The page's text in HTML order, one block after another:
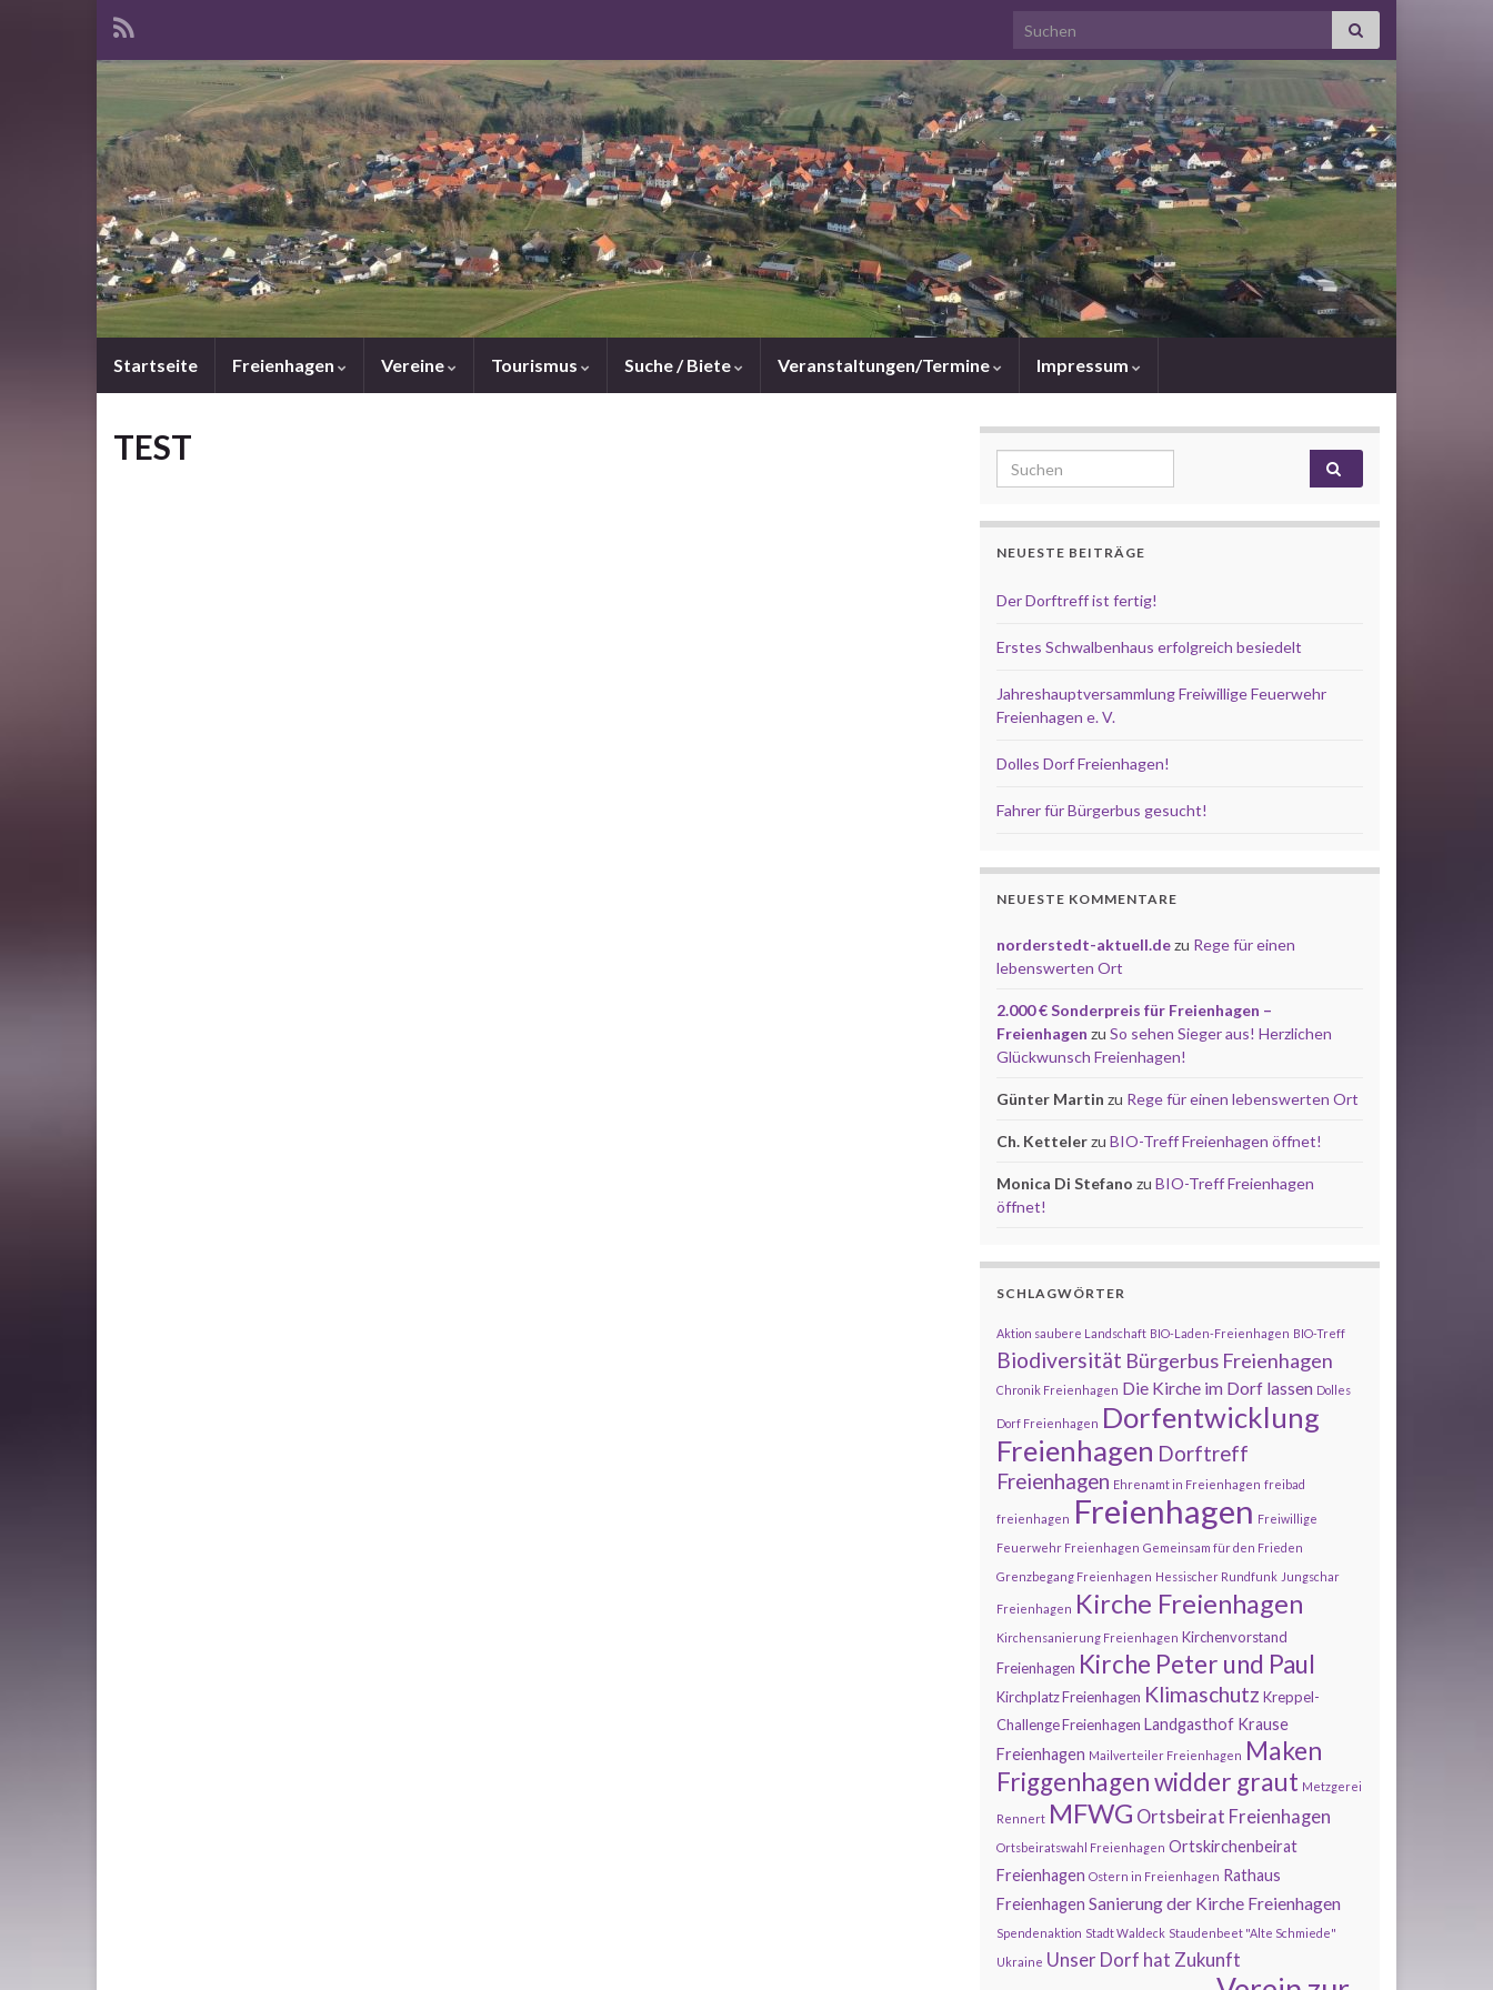
Search for:
Startseite Freienhagen Vereine Tourismus Suche / Biete Veranstaltungen/Termine Impressum
TEST Search for:
NEUESTE BEITRÄGE
Der Dorftreff ist fertig!
Erstes Schwalbenhaus erfolgreich besiedelt
Jahreshauptversammlung Freiwillige Feuerwehr
Freienhagen e. V.
Dolles Dorf Freienhagen!
Fahrer für Bürgerbus gesucht!
NEUESTE KOMMENTARE
norderstedt-aktuell.dezu Rege für einen
lebenswerten Ort
2.000 € Sonderpreis für Freienhagen –
Freienhagen zu So sehen Sieger aus! Herzlichen
Glückwunsch Freienhagen!
Günter Martin zu Rege für einen lebenswerten Ort
Ch. Kettelerzu BIO-Treff Freienhagen öffnet!
Monica Di Stefano zu BIO-Treff Freienhagen
öffnet!
SCHLAGWÖRTER
Aktion saubere Landschaft BIO-Laden-Freienhagen BIO-Treff
Biodiversität Bürgerbus Freienhagen
Chronik Freienhagen Die Kirche im Dorf lassen Dolles
Dorf Freienhagen Dorfentwicklung
Freienhagen Dorftreff
Freienhagen Ehrenamt in Freienhagen freibad
freienhagen Freienhagen Freiwillige
Feuerwehr Freienhagen Gemeinsam für den Frieden
Grenzbegang Freienhagen Hessischer Rundfunk Jungschar
Freienhagen Kirche Freienhagen
Kirchensanierung Freienhagen Kirchenvorstand
Freienhagen Kirche Peter und Paul
Kirchplatz Freienhagen Klimaschutz Kreppel-
Challenge Freienhagen Landgasthof Krause
Freienhagen Mailverteiler Freienhagen Maken
Friggenhagen widder graut Metzgerei
Rennert MFWG Ortsbeirat Freienhagen
Ortsbeiratswahl Freienhagen Ortskirchenbeirat
Freienhagen Ostern in Freienhagen Rathaus
Freienhagen Sanierung der Kirche Freienhagen
Spendenaktion Stadt Waldeck Staudenbeet "Alte Schmiede"
Ukraine Unser Dorf hat Zukunft